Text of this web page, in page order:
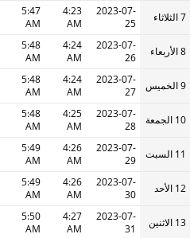
7 الثلاثاء
2023-07-
25
4:23
AM
5:47
AM
8 الأربعاء
2023-07-
26
4:24
AM
5:48
AM
9 الخميس
2023-07-
27
4:24
AM
5:48
AM
10 الجمعة
2023-07-
28
4:25
AM
5:48
AM
11 السبت
2023-07-
29
4:26
AM
5:49
AM
12 الأحد
2023-07-
30
4:26
AM
5:49
AM
13 الاثنين
2023-07-
31
4:27
AM
5:50
AM